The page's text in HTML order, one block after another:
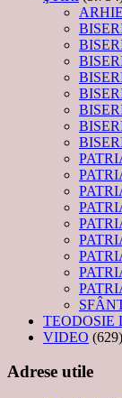
TEODOSIE
VIDEO (629)
Adrese utile